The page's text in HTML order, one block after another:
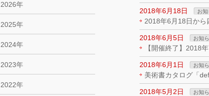
2018年6月18日 お
2018年6月18日から
2018年6月5日 お知
【開催終了】2018
2018年6月1日 お知
美術書カタログ「
2018年5月2日 お知
2026年
2025年
2024年
2023年
2022年